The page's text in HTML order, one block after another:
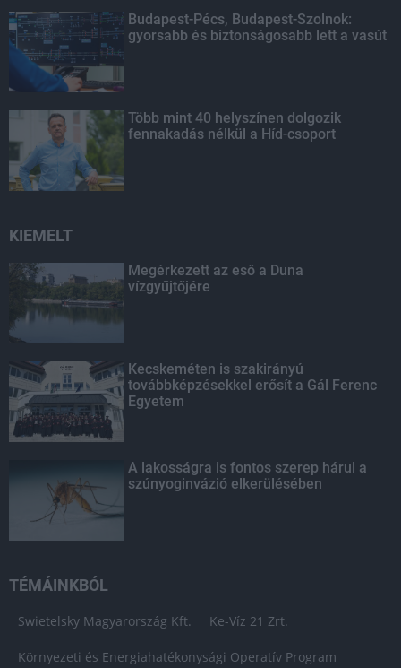
Budapest-Pécs, Budapest-Szolnok:
gyorsabb és biztonságosabb lett a vasút
Több mint 40 helyszínen dolgozik
fennakadás nélkül a Híd-csoport
KIEMELT
Megérkezett az eső a Duna
vízgyűjtőjére
Kecskeméten is szakirányú
továbbképzésekkel erősít a Gál Ferenc
Egyetem
A lakosságra is fontos szerep hárul a
szúnyoginvázió elkerülésében
TÉMÁINKBÓL
Swietelsky Magyarország Kft. Ke-Víz 21 Zrt.
Környezeti és Energiahatékonysági Operatív Program